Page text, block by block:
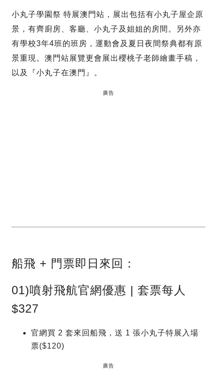
小丸子學園祭 特展澳門站，展出包括有小丸子屋企原
景，有齊廚房、客廳、小丸子及姐姐的房間。另外亦
有學校3年4班的班房，運動會及夏日夜間祭典都有原
景重現。澳門站展覽更會展出櫻桃子老師繪畫手稿，
以及『小丸子在澳門』。
廣告
船飛 + 門票即日來回：
01)噴射飛航官網優惠 | 套票每人
$327
官網買 2 套來回船飛，送 1 張小丸子特展入場
票($120)
廣告